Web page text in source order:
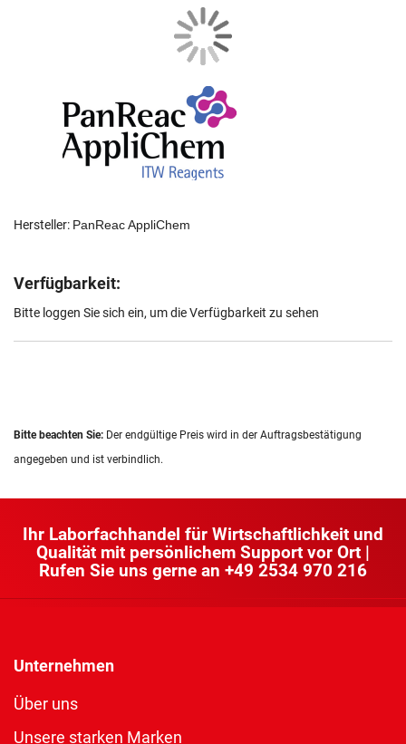
Hersteller: PanReac AppliChem
Verfügbarkeit:
Bitte loggen Sie sich ein, um die Verfügbarkeit zu sehen
Bitte beachten Sie: Der endgültige Preis wird in der Auftragsbestätigung
angegeben und ist verbindlich.
Ihr Laborfachhandel für Wirtschaftlichkeit und
Qualität mit persönlichem Support vor Ort |
Rufen Sie uns gerne an +49 2534 970 216
Unternehmen
Über uns
Unsere starken Marken